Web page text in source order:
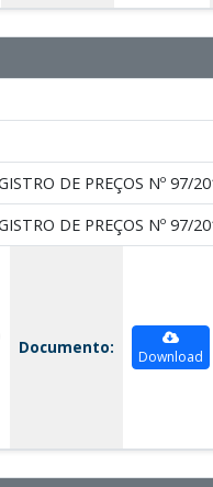
DE PREÇOS Nº 97/
DE PREÇOS Nº 97/
Documento: Download